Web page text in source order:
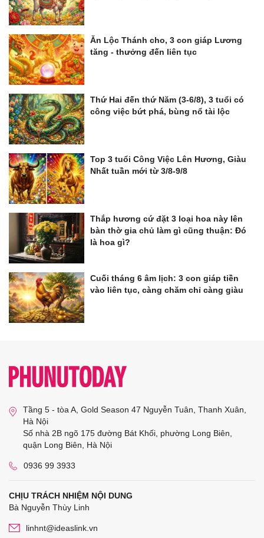
Ăn Lộc Thánh cho, 3 con giáp Lương
tăng - thưởng đến liên tục
Thứ Hai đến thứ Năm (3-6/8), 3 tuổi có
công việc bứt phá, bùng nổ tài lộc
Top 3 tuổi Công Việc Lên Hương, Giàu
Nhất tuần mới từ 3/8-9/8
Thắp hương cứ đặt 3 loại hoa này lên
bàn thờ gia chủ làm gì cũng thuận: Đó
là hoa gì?
Cuối tháng 6 âm lịch: 3 con giáp tiền
vào liên tục, càng chăm chỉ càng giàu
Tầng 5 - tòa A, Gold Season 47 Nguyễn Tuân, Thanh Xuân,
Hà Nội
Số nhà 2B ngõ 175 đường Bát Khối, phường Long Biên,
quận Long Biên, Hà Nội
0936 99 3933
CHỊU TRÁCH NHIỆM NỘI DUNG
Bà Nguyễn Thùy Linh
linhnt@ideaslink.vn